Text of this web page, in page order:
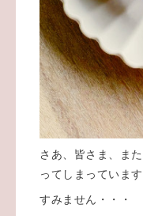
さあ、皆さま、ま
ってしまっています
すみません・・・